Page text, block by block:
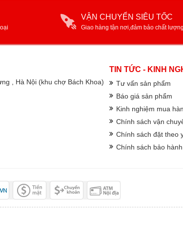
VẬN CHUYỂN SIÊU TỐC
Giao hàng tận nơi,đảm bảo chất lượng
, Hà Nội (khu chợ Bách Khoa)
TIN TỨC - KINH
Tư vấn sản phẩm
Báo giá sản phẩm
Kinh nghiệm mua
Chính sách vận
Chính sách đặt theo
Chính sách bảo